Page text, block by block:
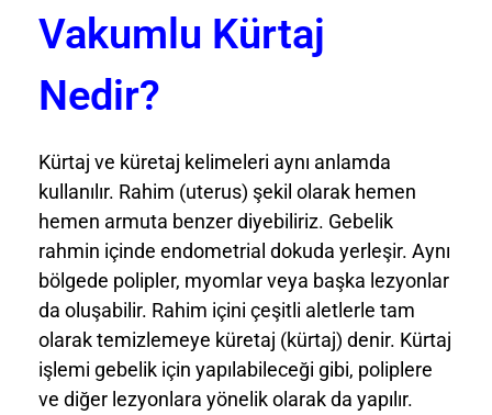
Vakumlu Kürtaj
Nedir?
Kürtaj ve küretaj kelimeleri aynı anlamda
kullanılır. Rahim (uterus) şekil olarak hemen
hemen armuta benzer diyebiliriz. Gebelik
rahmin içinde endometrial dokuda yerleşir. Aynı
bölgede polipler, myomlar veya başka lezyonlar
da oluşabilir. Rahim içini çeşitli aletlerle tam
olarak temizlemeye küretaj (kürtaj) denir. Kürtaj
işlemi gebelik için yapılabileceği gibi, poliplere
ve diğer lezyonlara yönelik olarak da yapılır.